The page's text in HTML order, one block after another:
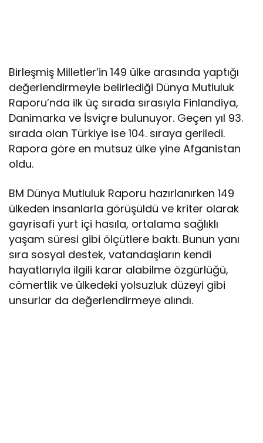
Birleşmiş Milletler’in 149 ülke arasında yaptığı
değerlendirmeyle belirlediği Dünya Mutluluk
Raporu’nda ilk üç sırada sırasıyla Finlandiya,
Danimarka ve İsviçre bulunuyor. Geçen yıl 93.
sırada olan Türkiye ise 104. sıraya geriledi.
Rapora göre en mutsuz ülke yine Afganistan
oldu.
BM Dünya Mutluluk Raporu hazırlanırken 149
ülkeden insanlarla görüşüldü ve kriter olarak
gayrisafi yurt içi hasıla, ortalama sağlıklı
yaşam süresi gibi ölçütlere baktı. Bunun yanı
sıra sosyal destek, vatandaşların kendi
hayatlarıyla ilgili karar alabilme özgürlüğü,
cömertlik ve ülkedeki yolsuzluk düzeyi gibi
unsurlar da değerlendirmeye alındı.